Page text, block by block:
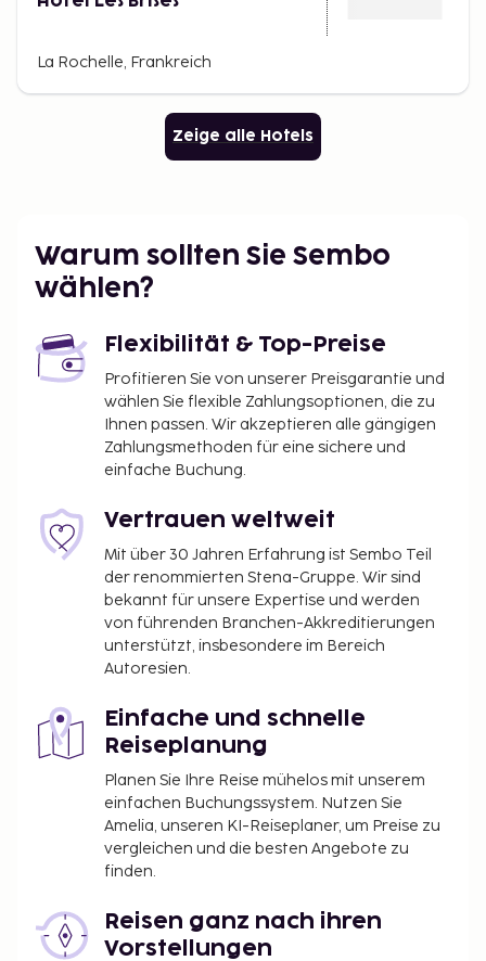
La Rochelle, Frankreich
Zeige alle Hotels
Warum sollten Sie Sembo
wählen?
Flexibilität & Top-Preise
Profitieren Sie von unserer Preisgarantie und
wählen Sie flexible Zahlungsoptionen, die zu
Ihnen passen. Wir akzeptieren alle gängigen
Zahlungsmethoden für eine sichere und
einfache Buchung.
Vertrauen weltweit
Mit über 30 Jahren Erfahrung ist Sembo Teil
der renommierten Stena-Gruppe. Wir sind
bekannt für unsere Expertise und werden
von führenden Branchen-Akkreditierungen
unterstützt, insbesondere im Bereich
Autoresien.
Einfache und schnelle
Reiseplanung
Planen Sie Ihre Reise mühelos mit unserem
einfachen Buchungssystem. Nutzen Sie
Amelia, unseren KI-Reiseplaner, um Preise zu
vergleichen und die besten Angebote zu
finden.
Reisen ganz nach ihren
Vorstellungen